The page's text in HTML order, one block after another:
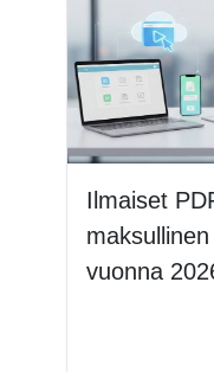
Ilmaiset
vuonna